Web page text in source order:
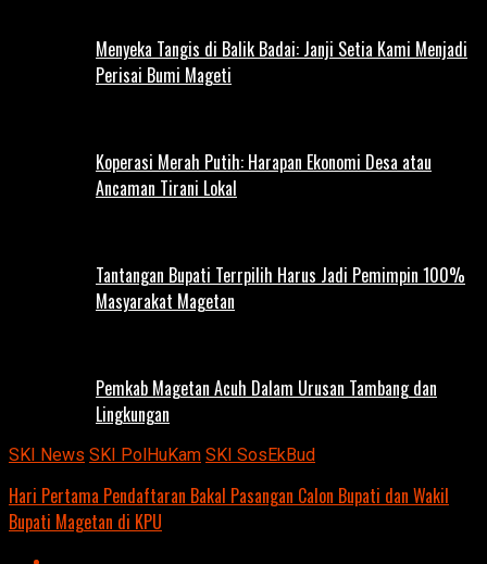
Menyeka Tangis di Balik Badai: Janji Setia Kami Menjadi
Perisai Bumi Mageti
Koperasi Merah Putih: Harapan Ekonomi Desa atau
Ancaman Tirani Lokal
Tantangan Bupati Terrpilih Harus Jadi Pemimpin 100%
Masyarakat Magetan
Pemkab Magetan Acuh Dalam Urusan Tambang dan
Lingkungan
SKI News SKI PolHuKam SKI SosEkBud
Hari Pertama Pendaftaran Bakal Pasangan Calon Bupati dan Wakil
Bupati Magetan di KPU